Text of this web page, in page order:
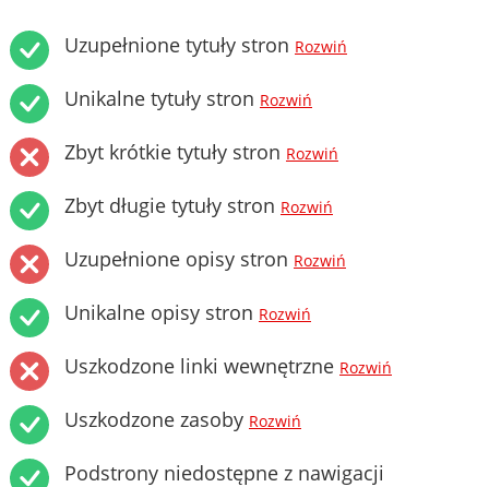
Uzupełnione tytuły stron Rozwiń
Unikalne tytuły stron Rozwiń
Zbyt krótkie tytuły stron Rozwiń
Zbyt długie tytuły stron Rozwiń
Uzupełnione opisy stron Rozwiń
Unikalne opisy stron Rozwiń
Uszkodzone linki wewnętrzne Rozwiń
Uszkodzone zasoby Rozwiń
Podstrony niedostępne z nawigacji